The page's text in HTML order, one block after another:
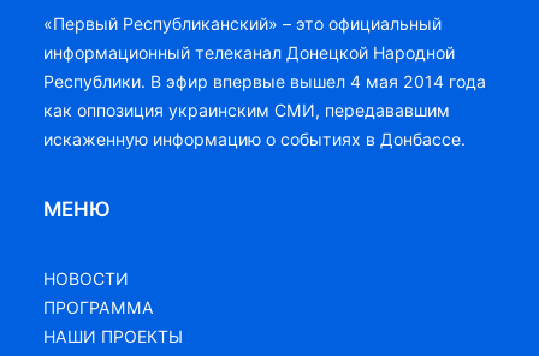
«Первый Республиканский» – это официальный
информационный телеканал Донецкой Народной
Республики. В эфир впервые вышел 4 мая 2014 года
как оппозиция украинским СМИ, передававшим
искаженную информацию о событиях в Донбассе.
МЕНЮ
НОВОСТИ
ПРОГРАММА
НАШИ ПРОЕКТЫ